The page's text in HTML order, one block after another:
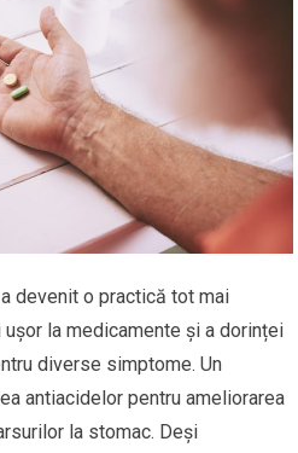
devenit o practică tot mai
la medicamente și a dorinței
diverse simptome. Un
antiacidelor pentru ameliorarea
la stomac. Deși